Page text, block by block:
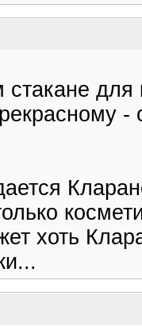
стакане
-
хоть